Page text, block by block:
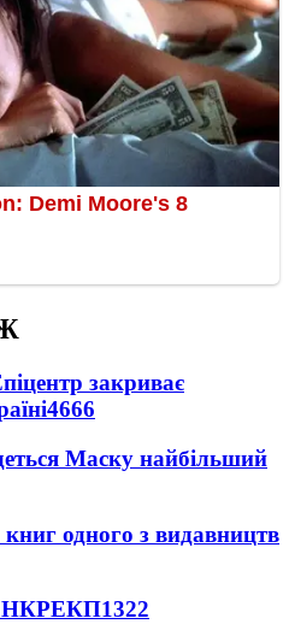
закриває
4666
Маску найбільший
одного з видавництв
НКРЕКП1322